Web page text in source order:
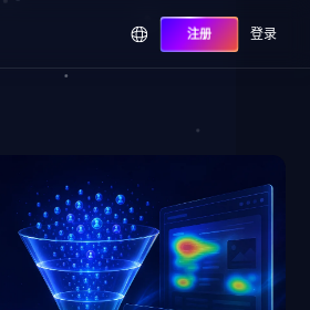
注册 登录